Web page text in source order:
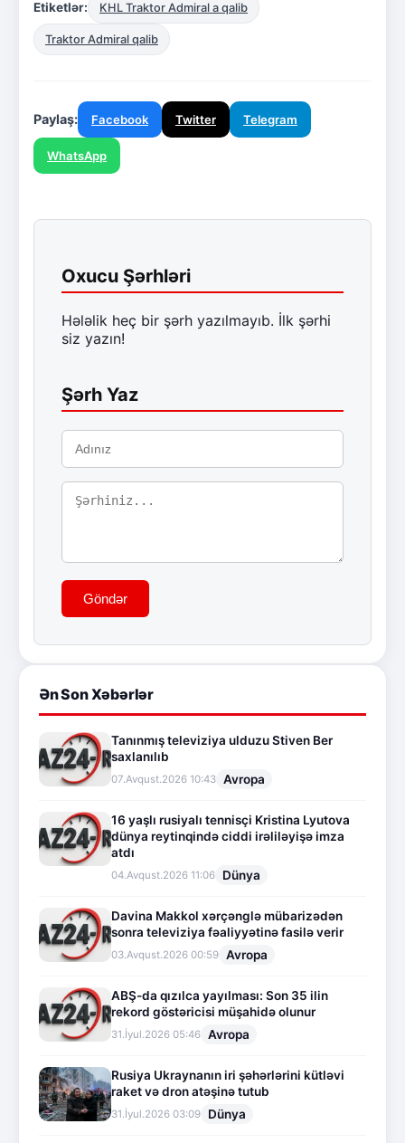
Etiketlər: KHL Traktor Admiral a qalib
Traktor Admiral qalib
Paylaş: Facebook Twitter Telegram
WhatsApp
Oxucu Şərhləri
Hələlik heç bir şərh yazılmayıb. İlk şərhi
siz yazın!
Şərh Yaz
Göndər
Ən Son Xəbərlər
Tanınmış televiziya ulduzu Stiven Ber
saxlanılıb
07.Avqust.2026 10:43 Avropa
16 yaşlı rusiyalı tennisçi Kristina Lyutova
dünya reytinqində ciddi irəliləyişə imza
atdı
04.Avqust.2026 11:06 Dünya
Davina Makkol xərçənglə mübarizədən
sonra televiziya fəaliyyətinə fasilə verir
03.Avqust.2026 00:59 Avropa
ABŞ-da qızılca yayılması: Son 35 ilin
rekord göstəricisi müşahidə olunur
31.İyul.2026 05:46 Avropa
Rusiya Ukraynanın iri şəhərlərini kütləvi
raket və dron atəşinə tutub
31.İyul.2026 03:09 Dünya